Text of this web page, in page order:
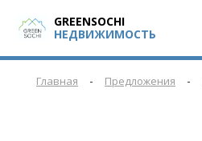
GREENSOCHI
НЕДВИЖИМОСТЬ
Главная - Предложения -